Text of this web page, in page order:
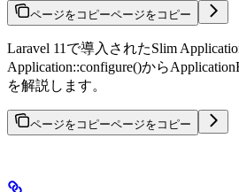
ページをコピーページをコピー
Laravel 11で導入されたSlim
Application::configure()から
を解説します。
ページをコピーページをコピー